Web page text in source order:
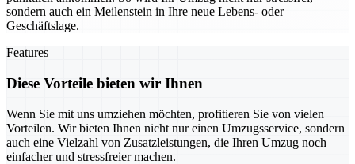
sondern auch ein Meilenstein in Ihre neue Lebens- oder
Geschäftslage.
Features
Diese Vorteile bieten wir Ihnen
Wenn Sie mit uns umziehen möchten, profitieren Sie von vielen
Vorteilen. Wir bieten Ihnen nicht nur einen Umzugsservice, sondern
auch eine Vielzahl von Zusatzleistungen, die Ihren Umzug noch
einfacher und stressfreier machen.